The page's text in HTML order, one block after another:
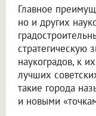
Главное
но и других
стратегическую
наукоградов, к
лучших
такие города
и новыми